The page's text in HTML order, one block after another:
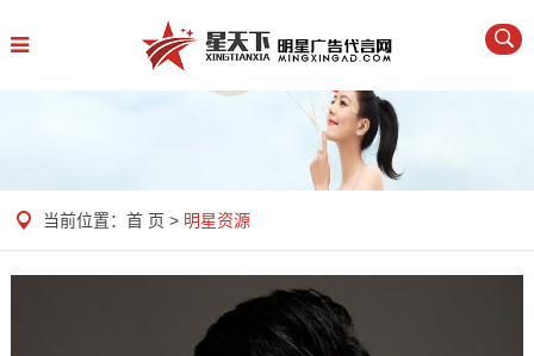
当前位置： 首 页 > 明星资源